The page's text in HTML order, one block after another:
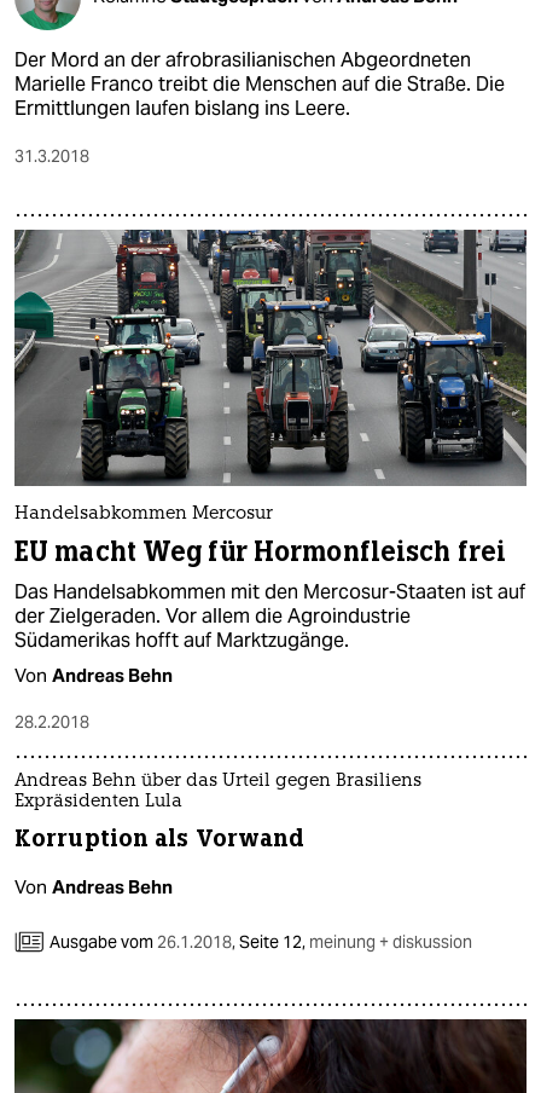
Der Mord an der afrobrasilianischen Abgeordneten
Marielle Franco treibt die Menschen auf die Straße. Die
Ermittlungen laufen bislang ins Leere.
31.3.2018
Handelsabkommen Mercosur
EU macht Weg für Hormonfleisch frei
Das Handelsabkommen mit den Mercosur-Staaten ist auf
der Zielgeraden. Vor allem die Agroindustrie
Südamerikas hofft auf Marktzugänge.
Von Andreas Behn
28.2.2018
Andreas Behn über das Urteil gegen Brasiliens
Expräsidenten Lula
Korruption als Vorwand
Von Andreas Behn
Ausgabe vom 26.1.2018,Seite 12, meinung + diskussion